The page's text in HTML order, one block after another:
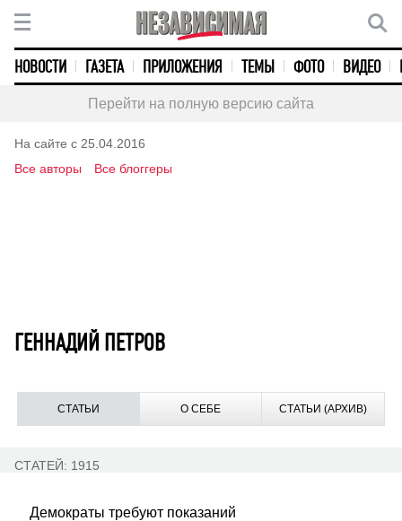
НОВОСТИ ГАЗЕТА ПРИЛОЖЕНИЯ ТЕМЫ ФОТО ВИДЕО
Перейти на полную версию сайта
На сайте с 25.04.2016
Все авторы
Все блоггеры
ГЕННАДИЙ ПЕТРОВ
СТАТЬИ О СЕБЕ СТАТЬИ (АРХИВ)
СТАТЕЙ: 1915
Демократы требуют показаний